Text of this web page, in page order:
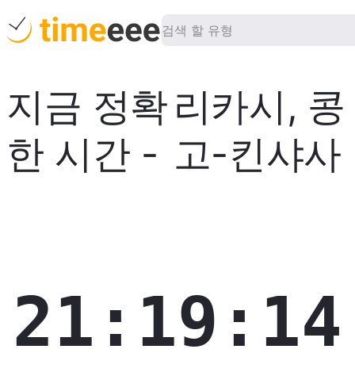
지금 정확
한 시간 -
리카시, 콩
고-킨샤사
21:19:15